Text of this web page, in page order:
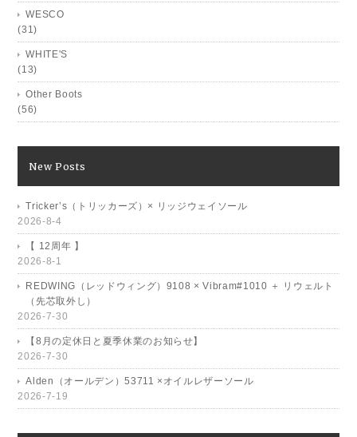
WESCO
(31)
WHITE'S
(13)
Other Boots
(56)
New Posts
Tricker’s（トリッカーズ）× リッジウェイソール
2026-8-4
【 12周年 】
2026-8-1
REDWING（レッドウィング）9108 × Vibram#1010 ＋ リウェルト
（先芯取外し）
2026-7-30
【8月の定休日と夏季休業のお知らせ】
2026-7-30
Alden（オールデン）53711 ×オイルレザーソール
2026-7-19